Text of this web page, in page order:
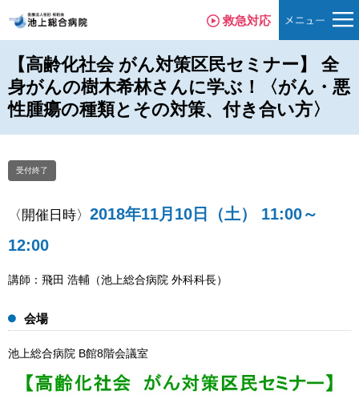
救急対応
【高齢化社会 がん対策区民セミナー】 全
身がんの樹木希林さんに学ぶ！〈がん・悪
性腫瘍の種類とその対策、付き合い方〉
受付終了
〈開催日時〉 2018年11月10日（土）
11:00～
12:00
講師：飛田 浩輔（池上総合病院 外科科長）
会場
池上総合病院 B館8階会議室